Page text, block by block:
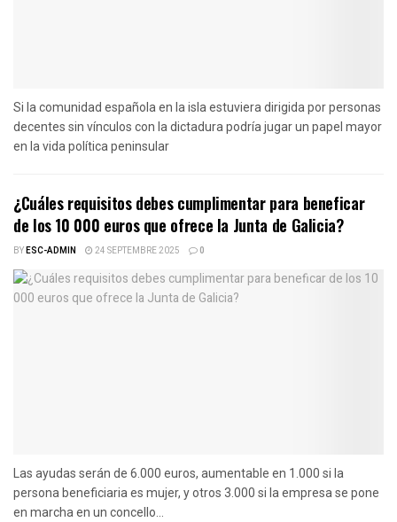
Si la comunidad española en la isla estuviera dirigida por personas
decentes sin vínculos con la dictadura podría jugar un papel mayor
en la vida política peninsular
¿Cuáles requisitos debes cumplimentar para beneficar
de los 10 000 euros que ofrece la Junta de Galicia?
BYESC-ADMIN 24 SEPTEMBRE 2025 0
Las ayudas serán de 6.000 euros, aumentable en 1.000 si la
persona beneficiaria es mujer, y otros 3.000 si la empresa se pone
en marcha en un concello...